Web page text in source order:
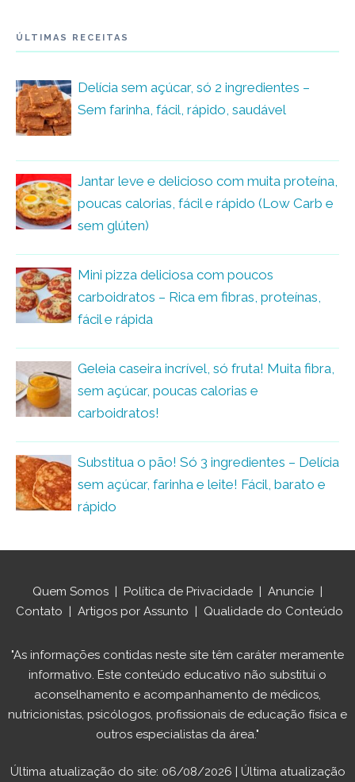
ÚLTIMAS RECEITAS
Delícia sem açúcar, só 2 ingredientes –
Sem farinha, fácil, rápido, saudável
Jantar leve e delicioso com muita proteína,
poucas calorias, fácil e rápido (Low Carb e
sem glúten)
Mini pizza deliciosa com poucos
carboidratos – Rica em fibras, proteínas,
fácil e rápida
Geleia caseira incrível, só fruta! Muita fibra,
sem açúcar, poucas calorias e
carboidratos!
Substitua o pão! Só 3 ingredientes – Delícia
sem açúcar, farinha e leite! Fácil, barato e
rápido
Quem Somos | Política de Privacidade | Anuncie |
Contato | Artigos por Assunto | Qualidade do Conteúdo
"As informações contidas neste site têm caráter meramente
informativo. Este conteúdo educativo não substitui o
aconselhamento e acompanhamento de médicos,
nutricionistas, psicólogos, profissionais de educação física e
outros especialistas da área."
Última atualização do site: 06/08/2026 | Última atualização